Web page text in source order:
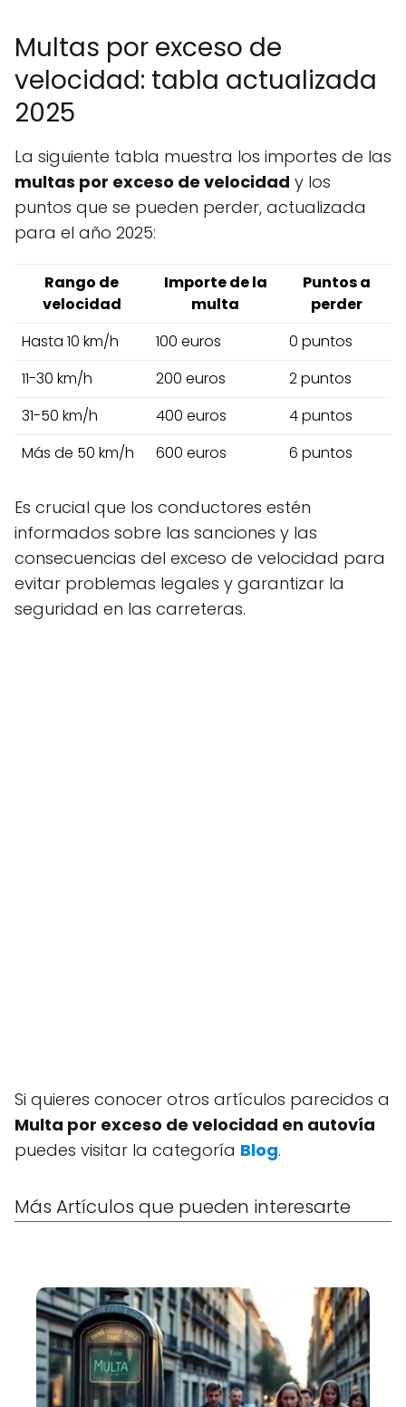
Multas por exceso de
velocidad: tabla actualizada
2025
La siguiente tabla muestra los importes de las
multas por exceso de velocidad y los
puntos que se pueden perder, actualizada
para el año 2025:
Rango de
velocidad
Importe de la
multa
Puntos a
perder
Hasta 10 km/h
100 euros
0 puntos
11-30 km/h
200 euros
2 puntos
31-50 km/h
400 euros
4 puntos
Más de 50 km/h
600 euros 6 puntos
Es crucial que los conductores estén
informados sobre las sanciones y las
consecuencias del exceso de velocidad para
evitar problemas legales y garantizar la
seguridad en las carreteras.
Si quieres conocer otros artículos parecidos a
Multa por exceso de velocidad en autovía
puedes visitar la categoría Blog.
Más Artículos que pueden interesarte